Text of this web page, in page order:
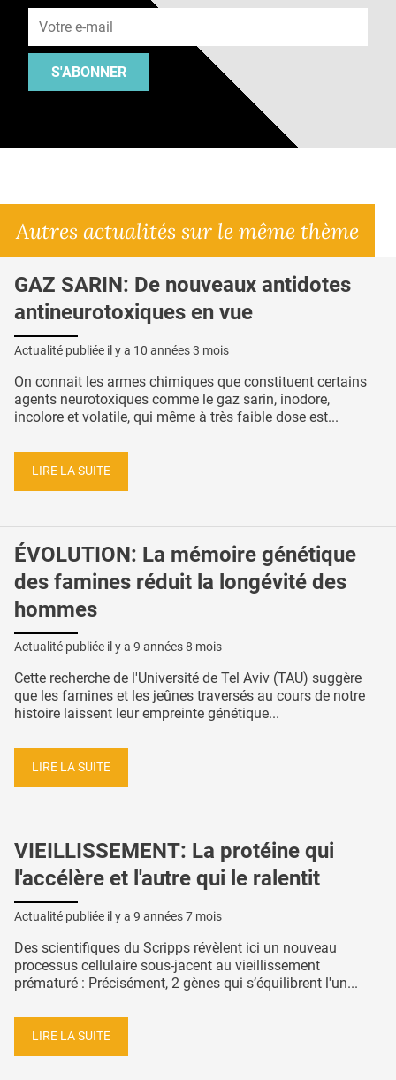
S'ABONNER
Autres actualités sur le même thème
GAZ SARIN: De nouveaux antidotes
antineurotoxiques en vue
Actualité publiée il y a 10 années 3 mois
On connait les armes chimiques que constituent certains
agents neurotoxiques comme le gaz sarin, inodore,
incolore et volatile, qui même à très faible dose est...
LIRE LA SUITE
ÉVOLUTION: La mémoire génétique
des famines réduit la longévité des
hommes
Actualité publiée il y a 9 années 8 mois
Cette recherche de l'Université de Tel Aviv (TAU) suggère
que les famines et les jeûnes traversés au cours de notre
histoire laissent leur empreinte génétique...
LIRE LA SUITE
VIEILLISSEMENT: La protéine qui
l'accélère et l'autre qui le ralentit
Actualité publiée il y a 9 années 7 mois
Des scientifiques du Scripps révèlent ici un nouveau
processus cellulaire sous-jacent au vieillissement
prématuré : Précisément, 2 gènes qui s’équilibrent l'un...
LIRE LA SUITE